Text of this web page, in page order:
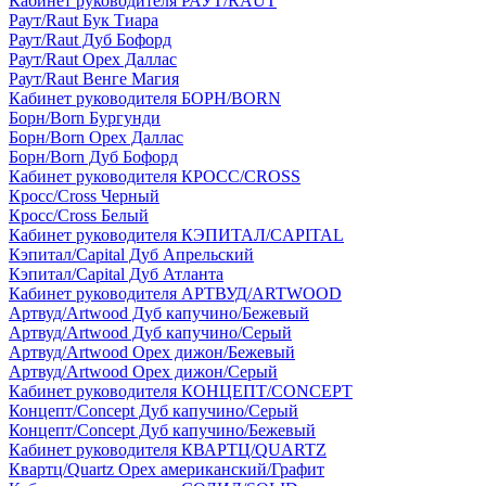
Раут/Raut Бук Тиара
Раут/Raut Дуб Бофорд
Раут/Raut Орех Даллас
Раут/Raut Венге Магия
Кабинет руководителя БОРН/BORN
Борн/Born Бургунди
Борн/Born Орех Даллас
Борн/Born Дуб Бофорд
Кабинет руководителя КРОСС/CROSS
Кросс/Cross Черный
Кросс/Cross Белый
Кабинет руководителя КЭПИТАЛ/CAPITAL
Кэпитал/Capital Дуб Апрельский
Кэпитал/Capital Дуб Атланта
Кабинет руководителя АРТВУД/ARTWOOD
Артвуд/Artwood Дуб капучино/Бежевый
Артвуд/Artwood Дуб капучино/Серый
Артвуд/Artwood Орех дижон/Бежевый
Артвуд/Artwood Орех дижон/Серый
Кабинет руководителя КОНЦЕПТ/CONCEPT
Концепт/Concept Дуб капучино/Серый
Концепт/Concept Дуб капучино/Бежевый
Кабинет руководителя КВАРТЦ/QUARTZ
Квартц/Quartz Орех американский/Графит